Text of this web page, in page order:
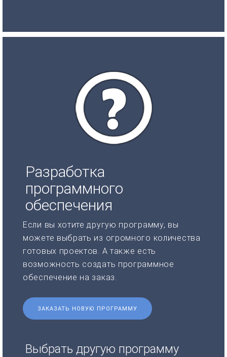
Разработка
программного
обеспечения
Если вы хотите другую программу, вы
можете выбрать из огромного количества
готовых проектов. А также есть
возможность создать программное
обеспечение на заказ.
ЗАКАЗАТЬ НОВУЮ ПРОГРАММУ
Выбрать другую программу